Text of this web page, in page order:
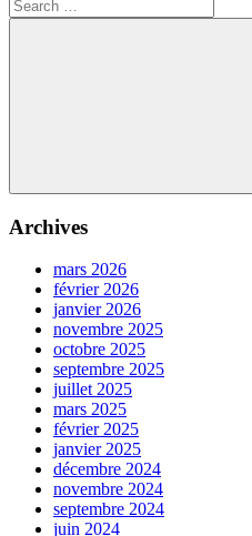
l’article
for:
Search
Archives
mars 2026
février 2026
janvier 2026
novembre 2025
octobre 2025
septembre 2025
juillet 2025
mars 2025
février 2025
janvier 2025
décembre 2024
novembre 2024
septembre 2024
juin 2024